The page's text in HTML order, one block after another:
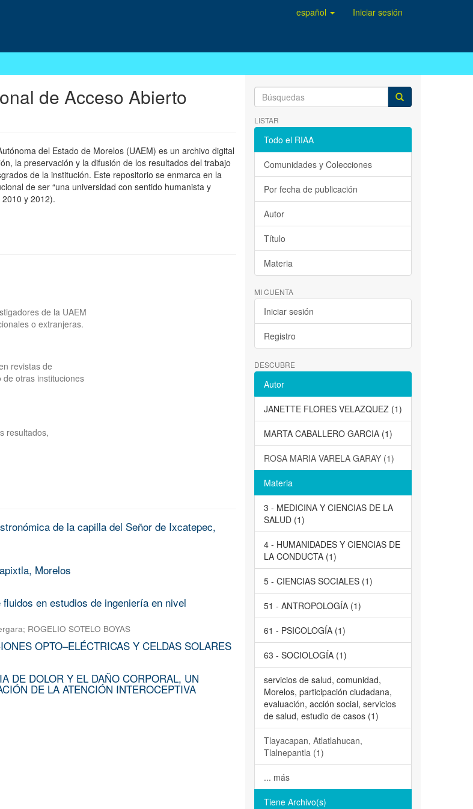
español Iniciar sesión
de Acceso Abierto
del Estado de Morelos (UAEM) es un archivo digital
la preservación y la difusión de los resultados del trabajo
de la institución. Este repositorio se enmarca en la
de ser “una universidad con sentido humanista y
y 2012).
de la UAEM
o extranjeras.
revistas de
de otras instituciones
resultados,
de la capilla del Señor de Ixcatepec,
Morelos
en estudios de ingeniería en nivel
; ROGELIO SOTELO BOYAS
OPTO–ELÉCTRICAS Y CELDAS SOLARES
DE DOLOR Y EL DAÑO CORPORAL, UN
DE LA ATENCIÓN INTEROCEPTIVA
LISTAR
Todo el RIAA
Comunidades y Colecciones
Por fecha de publicación
Autor
Título
Materia
MI CUENTA
Iniciar sesión
Registro
DESCUBRE
Autor
JANETTE FLORES VELAZQUEZ (1)
MARTA CABALLERO GARCIA (1)
ROSA MARIA VARELA GARAY (1)
Materia
3 - MEDICINA Y CIENCIAS DE LA
SALUD (1)
4 - HUMANIDADES Y CIENCIAS DE
LA CONDUCTA (1)
5 - CIENCIAS SOCIALES (1)
51 - ANTROPOLOGÍA (1)
61 - PSICOLOGÍA (1)
63 - SOCIOLOGÍA (1)
servicios de salud, comunidad,
Morelos, participación ciudadana,
evaluación, acción social, servicios
de salud, estudio de casos (1)
Tlayacapan, Atlatlahucan,
Tlalnepantla (1)
... más
Tiene Archivo(s)